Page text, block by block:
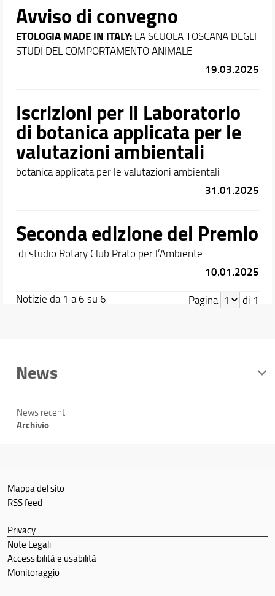
Avviso di convegno
ETOLOGIA MADE IN ITALY: LA SCUOLA TOSCANA DEGLI
STUDI DEL COMPORTAMENTO ANIMALE
19.03.2025
Iscrizioni per il Laboratorio
di botanica applicata per le
valutazioni ambientali
botanica applicata per le valutazioni ambientali
31.01.2025
Seconda edizione del Premio
di studio Rotary Club Prato per l’Ambiente.
10.01.2025
Notizie da 1 a 6 su 6 Pagina di 1
News
News recenti
Archivio
Mappa del sito
RSS feed
Privacy
Note Legali
Accessibilità e usabilità
Monitoraggio